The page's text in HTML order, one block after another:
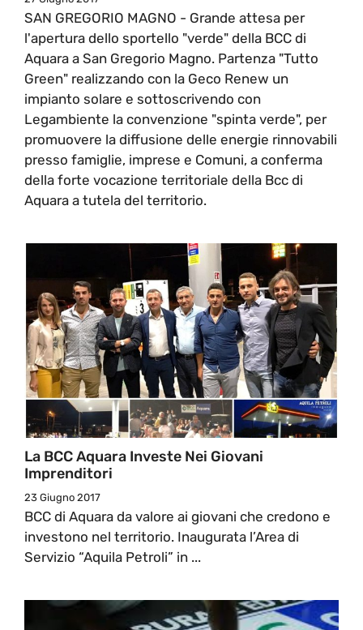
SAN GREGORIO MAGNO - Grande attesa per
l'apertura dello sportello "verde" della BCC di
Aquara a San Gregorio Magno. Partenza "Tutto
Green" realizzando con la Geco Renew un
impianto solare e sottoscrivendo con
Legambiente la convenzione "spinta verde", per
promuovere la diffusione delle energie rinnovabili
presso famiglie, imprese e Comuni, a conferma
della forte vocazione territoriale della Bcc di
Aquara a tutela del territorio.
La BCC Aquara Investe Nei Giovani
Imprenditori
23 Giugno 2017
BCC di Aquara da valore ai giovani che credono e
investono nel territorio. Inaugurata l’Area di
Servizio “Aquila Petroli” in ...